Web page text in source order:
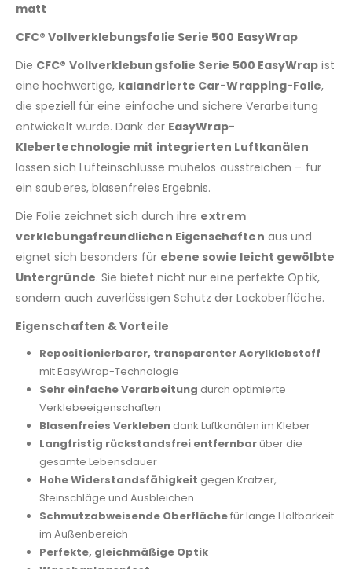
matt
CFC® Vollverklebungsfolie Serie 500 EasyWrap
Die CFC® Vollverklebungsfolie Serie 500 EasyWrap ist
eine hochwertige, kalandrierte Car-Wrapping-Folie,
die speziell für eine einfache und sichere Verarbeitung
entwickelt wurde. Dank der EasyWrap-
Klebertechnologie mit integrierten Luftkanälen
lassen sich Lufteinschlüsse mühelos ausstreichen – für
ein sauberes, blasenfreies Ergebnis.
Die Folie zeichnet sich durch ihre extrem
verklebungsfreundlichen Eigenschaften aus und
eignet sich besonders für ebene sowie leicht gewölbte
Untergründe. Sie bietet nicht nur eine perfekte Optik,
sondern auch zuverlässigen Schutz der Lackoberfläche.
Eigenschaften & Vorteile
Repositionierbarer, transparenter Acrylklebstoff
mit EasyWrap-Technologie
Sehr einfache Verarbeitung durch optimierte
Verklebeeigenschaften
Blasenfreies Verklebendank Luftkanälen im Kleber
Langfristig rückstandsfrei entfernbarüber die
gesamte Lebensdauer
Hohe Widerstandsfähigkeit gegen Kratzer,
Steinschläge und Ausbleichen
Schmutzabweisende Oberflächefür lange Haltbarkeit
im Außenbereich
Perfekte, gleichmäßige Optik